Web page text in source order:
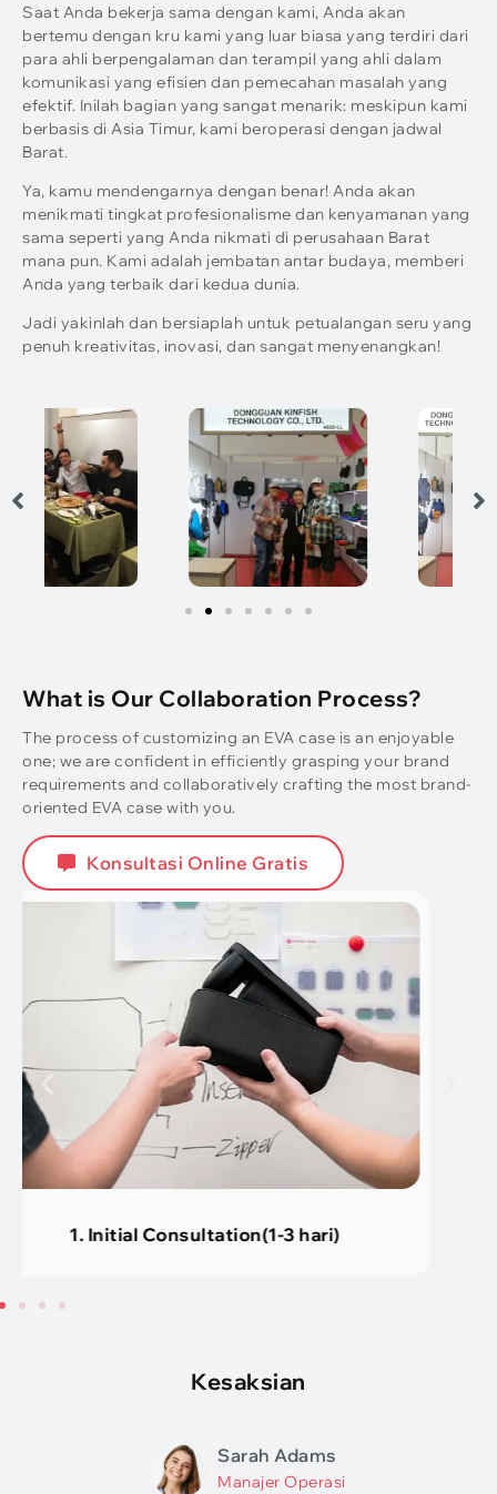
Saat Anda bekerja sama dengan kami, Anda akan
bertemu dengan kru kami yang luar biasa yang terdiri dari
para ahli berpengalaman dan terampil yang ahli dalam
komunikasi yang efisien dan pemecahan masalah yang
efektif. Inilah bagian yang sangat menarik: meskipun kami
berbasis di Asia Timur, kami beroperasi dengan jadwal
Barat.
Ya, kamu mendengarnya dengan benar! Anda akan
menikmati tingkat profesionalisme dan kenyamanan yang
sama seperti yang Anda nikmati di perusahaan Barat
mana pun. Kami adalah jembatan antar budaya, memberi
Anda yang terbaik dari kedua dunia.
Jadi yakinlah dan bersiaplah untuk petualangan seru yang
penuh kreativitas, inovasi, dan sangat menyenangkan!
What is Our Collaboration Process?
The process of customizing an EVA case is an enjoyable
one; we are confident in efficiently grasping your brand
requirements and collaboratively crafting the most brand-
oriented EVA case with you.
Konsultasi Online Gratis
2.Design Service(Tentang 2 hari)
Kesaksian
Sarah Adams
Manajer Operasi